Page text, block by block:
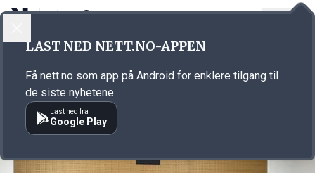
Annonsørinnhold
LAST NED NETT.NO-APPEN
Få nett.no som app på Android for enklere tilgang til
de siste nyhetene.
Last ned fra
Google Play